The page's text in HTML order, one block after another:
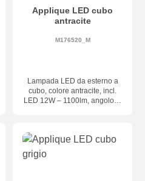
Applique LED cubo
antracite
M176520_M
Lampada LED da esterno a
cubo, colore antracite, incl.
LED 12W – 1100lm, angolo di
di protezione IP54